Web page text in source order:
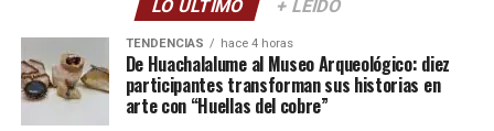
LO ÚLTIMO + LEÍDO
TENDENCIAS hace 4 horas
De Huachalalume al Museo Arqueológico: diez
participantes transforman sus historias en
arte con “Huellas del cobre”